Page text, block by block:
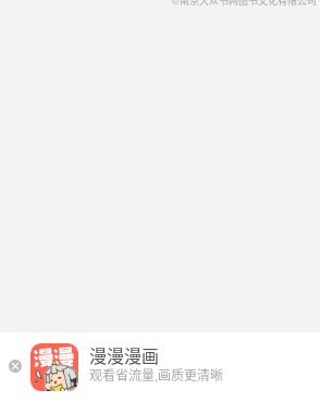
漫漫漫画
观看省流量,画质更清晰